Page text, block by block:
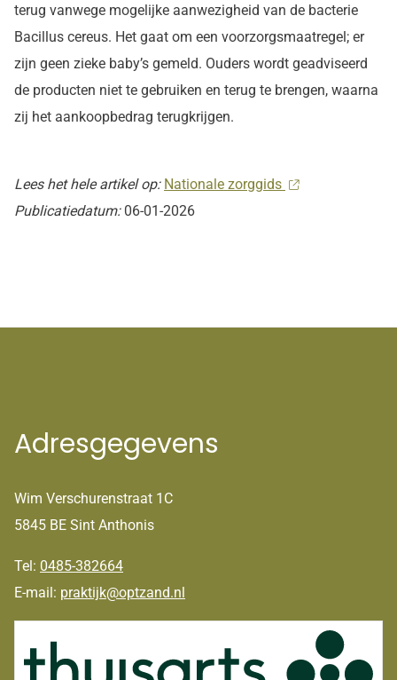
terug vanwege mogelijke aanwezigheid van de bacterie
Bacillus cereus. Het gaat om een voorzorgsmaatregel; er
zijn geen zieke baby’s gemeld. Ouders wordt geadviseerd
de producten niet te gebruiken en terug te brengen, waarna
zij het aankoopbedrag terugkrijgen.
Lees het hele artikel op: Nationale zorggids
Publicatiedatum: 06-01-2026
Adresgegevens
Wim Verschurenstraat 1C
5845 BE Sint Anthonis
Tel: 0485-382664
E-mail: praktijk@optzand.nl